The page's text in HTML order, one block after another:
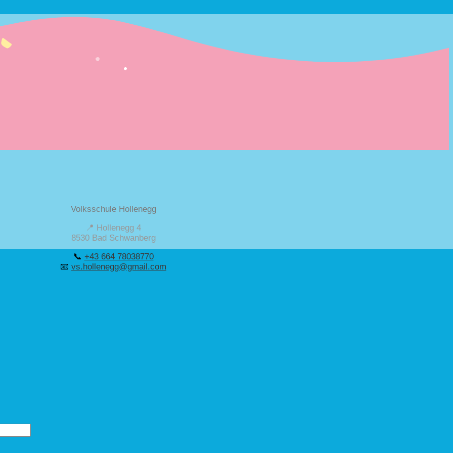
Volksschule Hollenegg
📍 Hollenegg 4
8530 Bad Schwanberg
📞 +43 664 78038770
📧 vs.hollenegg@gmail.com